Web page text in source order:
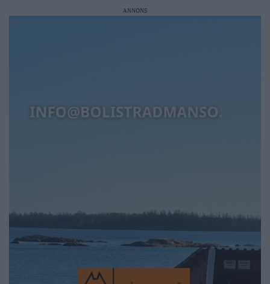
ANNONS